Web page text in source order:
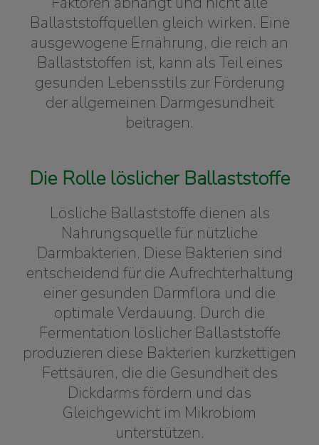
Ballaststoffquellen gleich wirken. Eine
ausgewogene Ernährung, die reich an
Ballaststoffen ist, kann als Teil eines
gesunden Lebensstils zur Förderung
der allgemeinen Darmgesundheit
beitragen.
Die Rolle löslicher Ballaststoffe
Lösliche Ballaststoffe dienen als
Nahrungsquelle für nützliche
Darmbakterien. Diese Bakterien sind
entscheidend für die Aufrechterhaltung
einer gesunden Darmflora und die
optimale Verdauung. Durch die
Fermentation löslicher Ballaststoffe
produzieren diese Bakterien kurzkettigen
Fettsäuren, die die Gesundheit des
Dickdarms fördern und das
Gleichgewicht im Mikrobiom
unterstützen.